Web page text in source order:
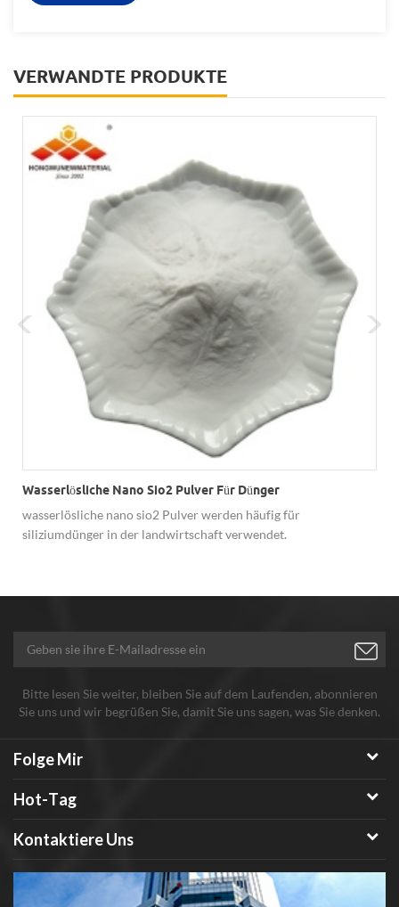
VERWANDTE PRODUKTE
Wasserlösliche Nano Sio2 Pulver Für Dünger
wasserlösliche nano sio2 Pulver werden häufig für
siliziumdünger in der landwirtschaft verwendet.
Bitte lesen Sie weiter, bleiben Sie auf dem Laufenden, abonnieren
Sie uns und wir begrüßen Sie, damit Sie uns sagen, was Sie denken.
Folge Mir
Hot-Tag
Kontaktiere Uns